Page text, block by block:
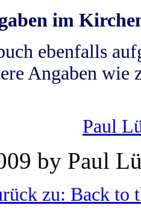
im
ebenfalls
Angaben wie
Paul
by Paul
zu: Back to